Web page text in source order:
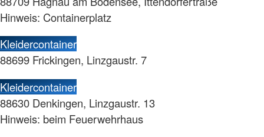
Hinweis: Containerplatz
Kleidercontainer
88699 Frickingen, Linzgaustr. 7
Kleidercontainer
88630 Denkingen, Linzgaustr. 13
Hinweis: beim Feuerwehrhaus